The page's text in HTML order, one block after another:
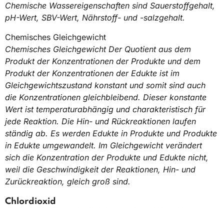
Chemische Wassereigenschaften sind Sauerstoffgehalt,
pH-Wert, SBV-Wert, Nährstoff- und -salzgehalt.
Chemisches Gleichgewicht
Chemisches GleichgewichtDer Quotient aus dem
Produkt der Konzentrationen der Produkte und dem
Produkt der Konzentrationen der Edukte ist im
Gleichgewichtszustand konstant und somit sind auch
die Konzentrationen gleichbleibend. Dieser konstante
Wert ist temperaturabhängig und charakteristisch für
jede Reaktion. Die Hin- und Rückreaktionen laufen
ständig ab. Es werden Edukte in Produkte und Produkte
in Edukte umgewandelt. Im Gleichgewicht verändert
sich die Konzentration der Produkte und Edukte nicht,
weil die Geschwindigkeit der Reaktionen, Hin- und
Zurückreaktion, gleich groß sind.
Chlordioxid